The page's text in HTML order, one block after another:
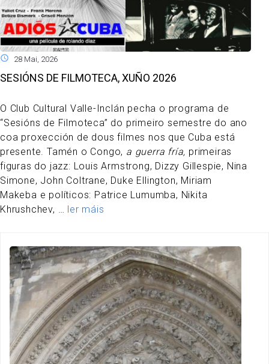
28 Mai, 2026
SESIÓNS DE FILMOTECA, XUÑO 2026
O Club Cultural Valle-Inclán pecha o programa de
“Sesións de Filmoteca” do primeiro semestre do ano
coa proxección de dous filmes nos que Cuba está
presente. Tamén o Congo, a guerra fría, primeiras
figuras do jazz: Louis Armstrong, Dizzy Gillespie, Nina
Simone, John Coltrane, Duke Ellington, Miriam
Makeba e políticos: Patrice Lumumba, Nikita
Khrushchev, … ler máis